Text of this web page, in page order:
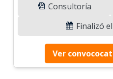
Consultoría
Finalizó
Ver